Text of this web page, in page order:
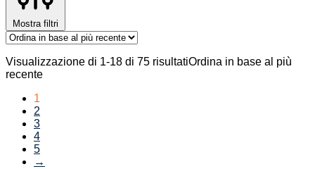
Mostra filtri
Visualizzazione di 1-18 di 75 risultatiOrdina in base al più
recente
1
2
3
4
5
→